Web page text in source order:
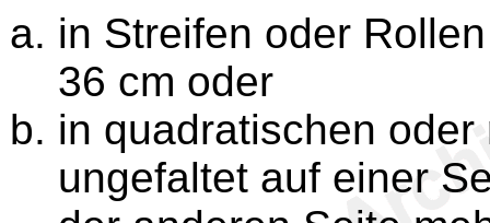
in Streifen oder
36 cm oder
in quadratischen
ungefaltet auf einer